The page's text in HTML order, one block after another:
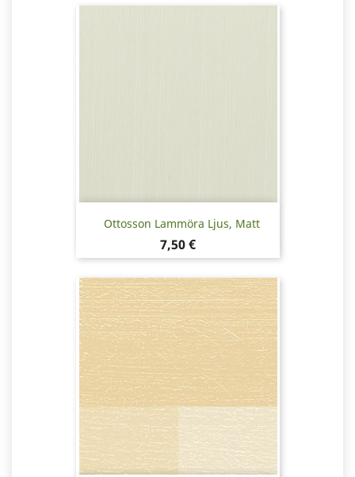
Ottosson Lammöra Ljus, Matt
Pris
7,50 €